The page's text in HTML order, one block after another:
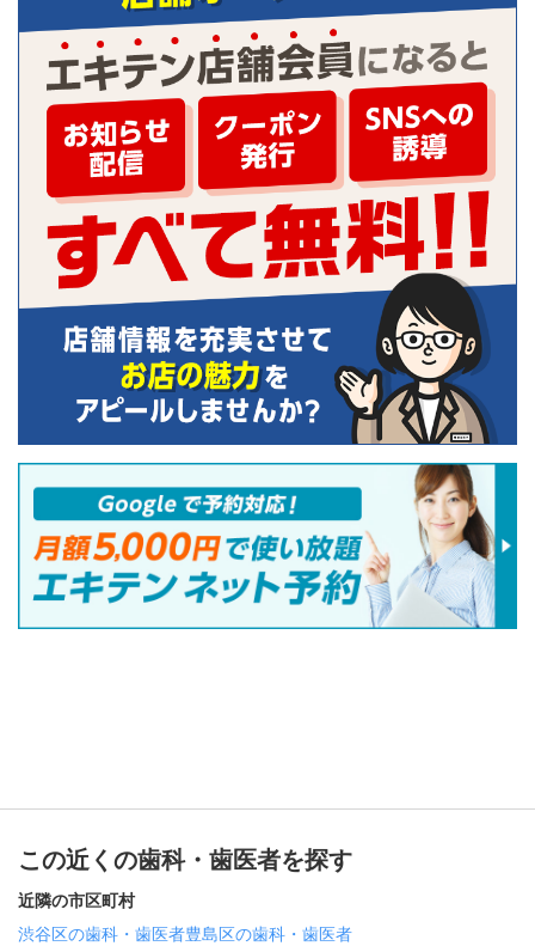
この近くの歯科・歯医者を探す
近隣の市区町村
渋谷区の歯科・歯医者豊島区の歯科・歯医者